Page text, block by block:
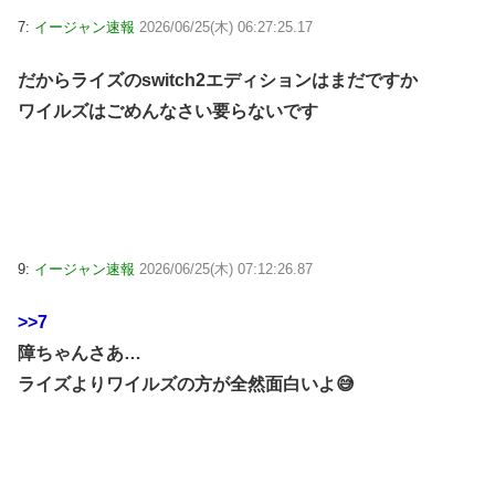
7: イージャン速報 2026/06/25(木) 06:27:25.17
だからライズのswitch2エディションはまだですか
ワイルズはごめんなさい要らないです
9: イージャン速報 2026/06/25(木) 07:12:26.87
>>7
障ちゃんさあ…
ライズよりワイルズの方が全然面白いよ😅